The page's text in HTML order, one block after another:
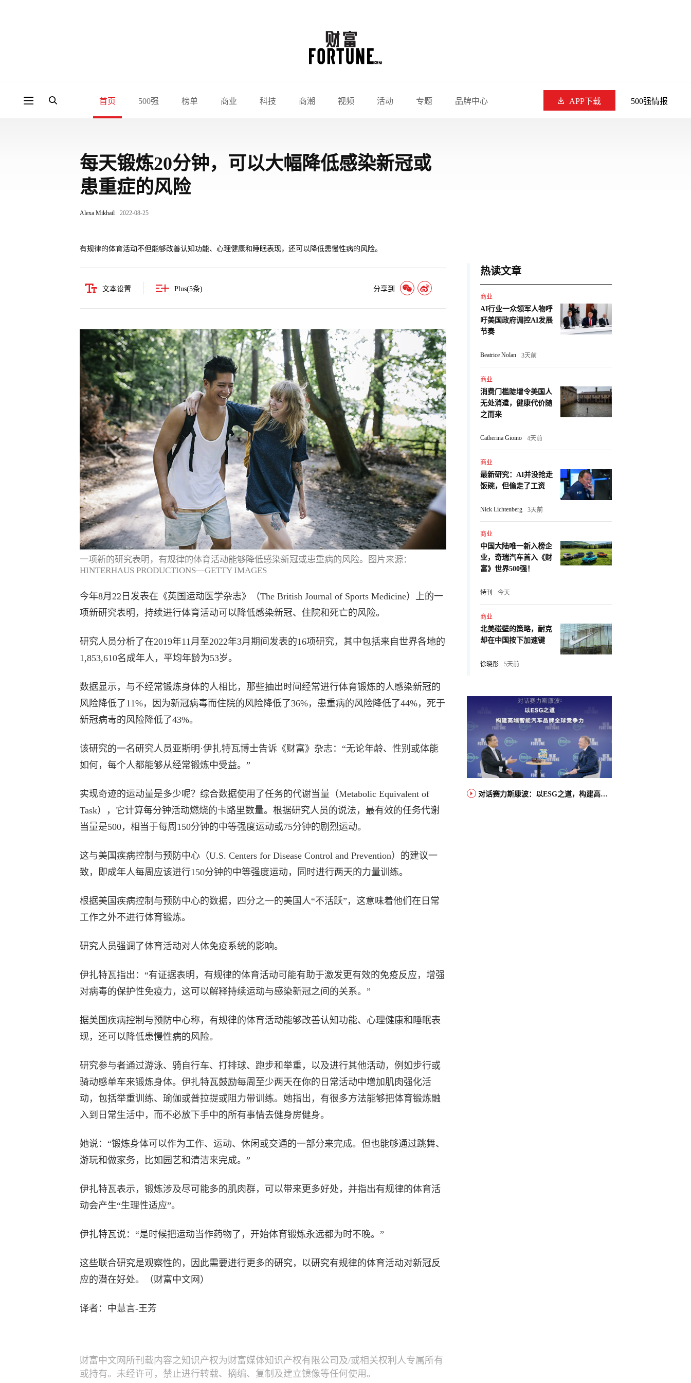
首页 500强 榜单 商业 科技 商潮 视频 活动 专题 品牌中心 APP下载 500强情报
每天锻炼20分钟，可以大幅降低感染新冠或
患重症的风险
Alexa Mikhail 2022-08-25
有规律的体育活动不但能够改善认知功能、心理健康和睡眠表现，还可以降低患慢性病的风险。
文本设置 Plus(5条) 分享到
一项新的研究表明，有规律的体育活动能够降低感染新冠或患重病的风险。图片来源：
HINTERHAUS PRODUCTIONS—GETTY IMAGES
今年8月22日发表在《英国运动医学杂志》（The British Journal of Sports Medicine）上的一
项新研究表明，持续进行体育活动可以降低感染新冠、住院和死亡的风险。
研究人员分析了在2019年11月至2022年3月期间发表的16项研究，其中包括来自世界各地的
1,853,610名成年人，平均年龄为53岁。
数据显示，与不经常锻炼身体的人相比，那些抽出时间经常进行体育锻炼的人感染新冠的
风险降低了11%，因为新冠病毒而住院的风险降低了36%，患重病的风险降低了44%，死于
新冠病毒的风险降低了43%。
该研究的一名研究人员亚斯明·伊扎特瓦博士告诉《财富》杂志：“无论年龄、性别或体能
如何，每个人都能够从经常锻炼中受益。”
实现奇迹的运动量是多少呢？综合数据使用了任务的代谢当量（Metabolic Equivalent of
Task），它计算每分钟活动燃烧的卡路里数量。根据研究人员的说法，最有效的任务代谢
当量是500，相当于每周150分钟的中等强度运动或75分钟的剧烈运动。
这与美国疾病控制与预防中心（U.S. Centers for Disease Control and Prevention）的建议一
致，即成年人每周应该进行150分钟的中等强度运动，同时进行两天的力量训练。
根据美国疾病控制与预防中心的数据，四分之一的美国人“不活跃”，这意味着他们在日常
工作之外不进行体育锻炼。
研究人员强调了体育活动对人体免疫系统的影响。
伊扎特瓦指出：“有证据表明，有规律的体育活动可能有助于激发更有效的免疫反应，增强
对病毒的保护性免疫力，这可以解释持续运动与感染新冠之间的关系。”
据美国疾病控制与预防中心称，有规律的体育活动能够改善认知功能、心理健康和睡眠表
现，还可以降低患慢性病的风险。
研究参与者通过游泳、骑自行车、打排球、跑步和举重，以及进行其他活动，例如步行或
骑动感单车来锻炼身体。伊扎特瓦鼓励每周至少两天在你的日常活动中增加肌肉强化活
动，包括举重训练、瑜伽或普拉提或阻力带训练。她指出，有很多方法能够把体育锻炼融
入到日常生活中，而不必放下手中的所有事情去健身房健身。
她说：“锻炼身体可以作为工作、运动、休闲或交通的一部分来完成。但也能够通过跳舞、
游玩和做家务，比如园艺和清洁来完成。”
伊扎特瓦表示，锻炼涉及尽可能多的肌肉群，可以带来更多好处，并指出有规律的体育活
动会产生“生理性适应”。
伊扎特瓦说：“是时候把运动当作药物了，开始体育锻炼永远都为时不晚。”
这些联合研究是观察性的，因此需要进行更多的研究，以研究有规律的体育活动对新冠反
应的潜在好处。（财富中文网）
译者：中慧言-王芳
财富中文网所刊载内容之知识产权为财富媒体知识产权有限公司及/或相关权利人专属所有
或持有。未经许可，禁止进行转载、摘编、复制及建立镜像等任何使用。
热读文章
商业
AI行业一众领军人物呼
吁美国政府调控AI发展
节奏
Beatrice Nolan 3天前
商业
消费门槛陡增令美国人
无处消遣，健康代价随
之而来
Catherina Gioino 4天前
商业
最新研究：AI并没抢走
饭碗，但偷走了工资
Nick Lichtenberg 3天前
商业
中国大陆唯一新入榜企
业，奇瑞汽车首入《财
富》世界500强！
特刊 今天
商业
北美碰壁的策略，耐克
却在中国按下加速键
徐晓彤 5天前
对话赛力斯康波：以ESG之道，构建高端智能汽车品牌全球竞争力